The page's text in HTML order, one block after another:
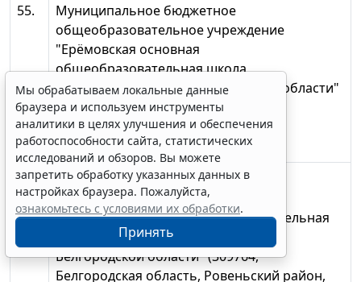
55.
Муниципальное бюджетное
общеобразовательное учреждение
"Ерёмовская основная
общеобразовательная школа
Ровеньского района Белгородской области"
(309753, Белгородская область,
Ровеньский район, с. Ерёмовка,
ул. Школьная, д. 5)
56.
Муниципальное бюджетное
общеобразовательное учреждение
"Жабская основная общеобразовательная
школа Ровеньского района
Белгородской области" (309764,
Белгородская область, Ровеньский район,
Мы обрабатываем локальные данные
браузера и используем инструменты
аналитики в целях улучшения и обеспечения
работоспособности сайта, статистических
исследований и обзоров. Вы можете
запретить обработку указанных данных в
настройках браузера. Пожалуйста,
ознакомьтесь с условиями их обработки.
Принять